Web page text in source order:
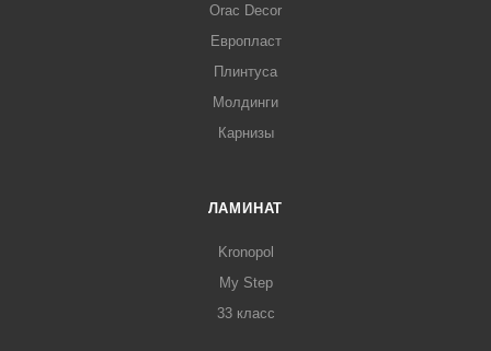
Orac Decor
Европласт
Плинтуса
Молдинги
Карнизы
ЛАМИНАТ
Kronopol
My Step
33 класс